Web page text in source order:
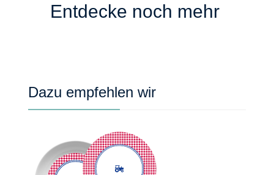
Entdecke noch mehr
Produktgalerie überspringen
Dazu empfehlen wir